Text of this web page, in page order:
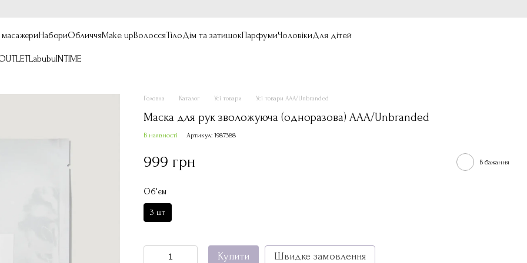
масажериНабориОбличчяMake upВолоссяТілоДім та затишокПарфумиЧоловікиДля дітей
LabubuINTIME
Головна Каталог Усі товари Усі товари ААА/Unbranded
Маска для рук зволожуюча (одноразова) ААА/Unbranded
В наявності Артикул: 1987388
999 грн В бажання
Об'єм
3 шт
Купити Швидке замовлення